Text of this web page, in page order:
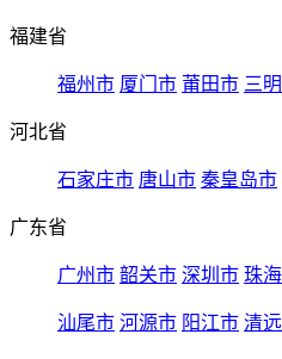
福建省
福州市 厦门市 莆田市 三
河北省
石家庄市 唐山市 秦皇岛市
广东省
广州市 韶关市 深圳市 珠
汕尾市 河源市 阳江市 清